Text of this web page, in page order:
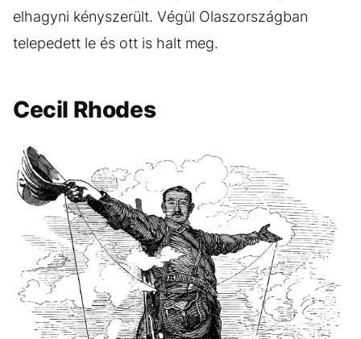
elhagyni kényszerült. Végül Olaszországban
telepedett le és ott is halt meg.
Cecil Rhodes